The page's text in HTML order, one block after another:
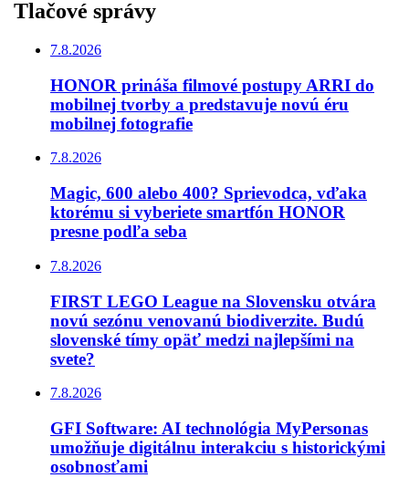
Tlačové správy
7.8.2026
HONOR prináša filmové postupy ARRI do
mobilnej tvorby a predstavuje novú éru
mobilnej fotografie
7.8.2026
Magic, 600 alebo 400? Sprievodca, vďaka
ktorému si vyberiete smartfón HONOR
presne podľa seba
7.8.2026
FIRST LEGO League na Slovensku otvára
novú sezónu venovanú biodiverzite. Budú
slovenské tímy opäť medzi najlepšími na
svete?
7.8.2026
GFI Software: AI technológia MyPersonas
umožňuje digitálnu interakciu s historickými
osobnosťami